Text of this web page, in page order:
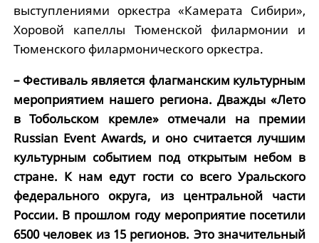
выступлениями оркестра «Камерата Сибири»,
Хоровой капеллы Тюменской филармонии и
Тюменского филармонического оркестра.
– Фестиваль является флагманским культурным
мероприятием нашего региона. Дважды «Лето
в Тобольском кремле» отмечали на премии
Russian Event Awards, и оно считается лучшим
культурным событием под открытым небом в
стране. К нам едут гости со всего Уральского
федерального округа, из центральной части
России. В прошлом году мероприятие посетили
6500 человек из 15 регионов. Это значительный